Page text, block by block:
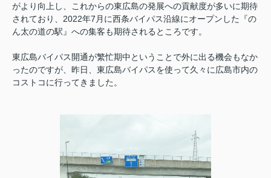
がより向上し、これからの東広島の発展への貢献度が多いに期待
されており、2022年7月に西条バイパス沿線にオープンした『の
ん太の道の駅』への集客も期待されるところです。
東広島バイパス開通が繁忙期中ということで外に出る機会もなか
ったのですが、 昨日、東広島バイパスを使って久々に広島市内の
コストコに行ってきました。